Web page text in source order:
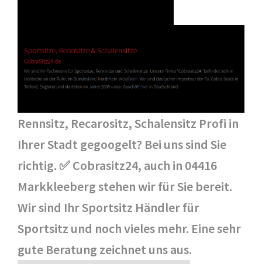
Rennsitz, Recarositz, Schalensitz Profi in
Ihrer Stadt gegoogelt? Bei uns sind Sie
richtig. ✅ Cobrasitz24, auch in 04416
Markkleeberg stehen wir für Sie bereit.
Wir sind Ihr Sportsitz Händler für
Sportsitz und noch vieles mehr. Eine sehr
gute Beratung zeichnet uns aus.